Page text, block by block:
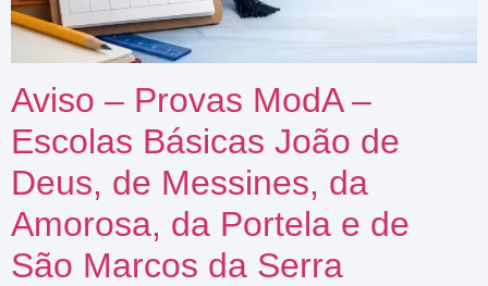
Aviso – Provas ModA –
Escolas Básicas João de
Deus, de Messines, da
Amorosa, da Portela e de
São Marcos da Serra